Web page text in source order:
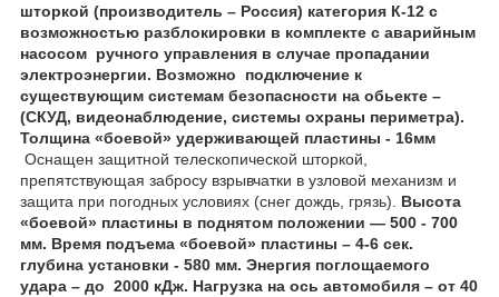
шторкой (производитель – Россия) категория К-12 с
возможностью разблокировки в комплекте с аварийным
насосом ручного управления в случае пропадании
электроэнергии. Возможно подключение к
существующим системам безопасности на обьекте –
(СКУД, видеонаблюдение, системы охраны периметра).
Толщина «боевой» удерживающей пластины - 16мм
Оснащен защитной телескопической шторкой,
препятствующая забросу взрывчатки в узловой механизм и
защита при погодных условиях (снег дождь, грязь). Высота
«боевой» пластины в поднятом положении ― 500 - 700
мм. Время подъема «боевой» пластины – 4-6 сек.
глубина установки - 580 мм. Энергия поглощаемого
удара – до 2000 кДж. Нагрузка на ось автомобиля – от 40